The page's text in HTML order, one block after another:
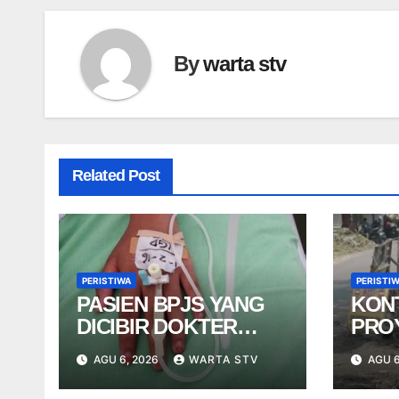
Bywarta stv
Related Post
PERISTIWA
PASIEN BPJS YANG
DICIBIR DOKTER
PPDS BUKAN PASIEN
RSUP DR. SARDJITO
AGU 6, 2026 WARTA STV AGU